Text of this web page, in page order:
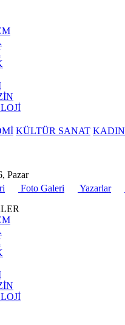
KÜLTÜR SANAT KADIN
Pazar
Foto Galeri Yazarlar